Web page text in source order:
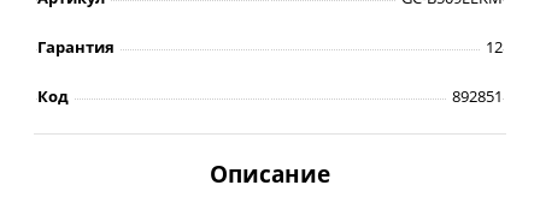
Гарантия 12
Код 892851
Описание